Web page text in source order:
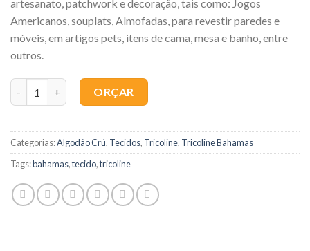
artesanato, patchwork e decoração, tais como: Jogos
Americanos, souplats, Almofadas, para revestir paredes e
móveis, em artigos pets, itens de cama, mesa e banho, entre
outros.
ORÇAR
Categorias:Algodão Crú, Tecidos, Tricoline, Tricoline Bahamas
Tags:bahamas,tecido,tricoline